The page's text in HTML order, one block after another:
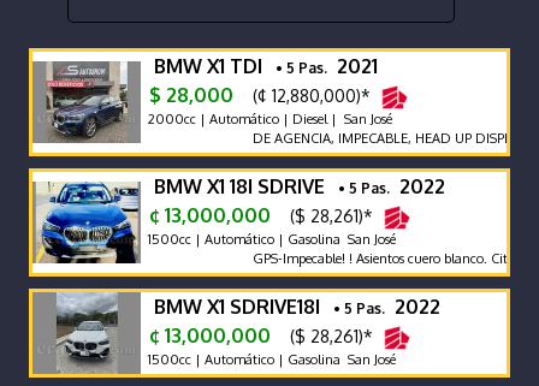
BMW X1 TDI • 5 Pas. 2021
$ 28,000
(¢ 12,880,000)*
2000cc | Automático | Diesel | San José
DE AGENCIA, IMPECABLE, HEAD UP DISPLAY
BMW X1 18I SDRIVE • 5 Pas. 2022
¢ 13,000,000
($ 28,261)*
1500cc | Automático | Gasolina San José
GPS-Impecable! ! Asientos cuero blanco. Cita
BMW X1 SDRIVE18I • 5 Pas. 2022
¢ 13,000,000
($ 28,261)*
1500cc | Automático | Gasolina San José